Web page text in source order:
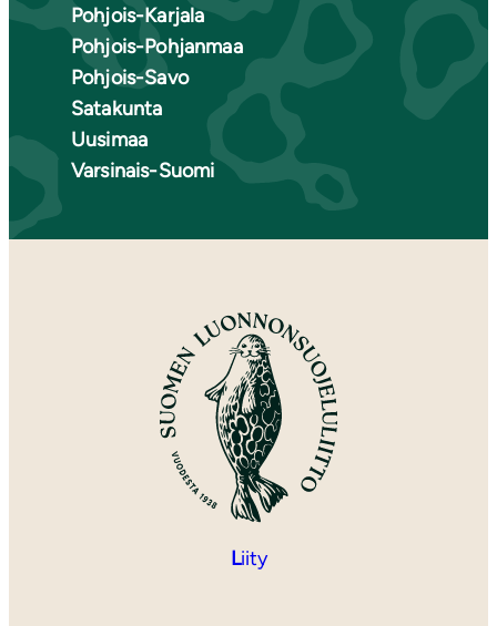
Pohjois-Karjala
Pohjois-Pohjanmaa
Pohjois-Savo
Satakunta
Uusimaa
Varsinais-Suomi
Liity